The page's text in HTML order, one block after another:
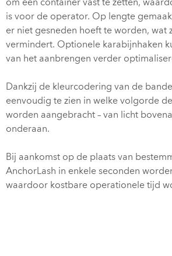
om één container vast te zetten,
is voor de operator. Op lengte
er niet gesneden hoeft te worden, wat
vermindert. Optionele karabijnhaken
van het aanbrengen verder
Dankzij de kleurcodering van de
eenvoudig te zien in welke volgorde
worden aangebracht – van licht
onderaan.
Bij aankomst op de plaats van
AnchorLash in enkele seconden
waardoor kostbare operationele tijd